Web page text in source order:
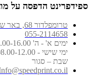
ספידפרינט הדפסה על
טרומפלדור 68, באר שבע, ישראל
055-2114658
ימים א' - ה' 08.00-16.00
ימי שישי - 08.00-12.00
שבת – סגור